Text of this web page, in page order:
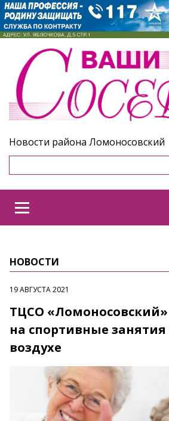
Новости района Ломоносовский
НОВОСТИ
19 АВГУСТА 2021
ТЦСО
на спортивные
воздухе